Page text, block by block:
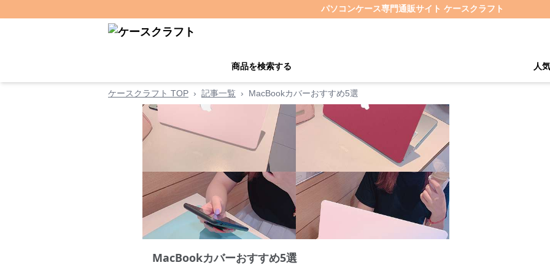
パソコンケース専門通販サイト ケースクラフト
商品を検索する 人
ケースクラフト TOP › 記事一覧 › MacBookカバーおすすめ5選
MacBookカバーおすすめ5選